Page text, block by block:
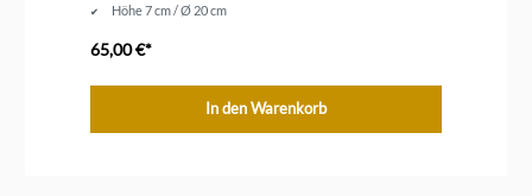
Höhe 7 cm / Ø 20 cm
65,00 €*
In den Warenkorb